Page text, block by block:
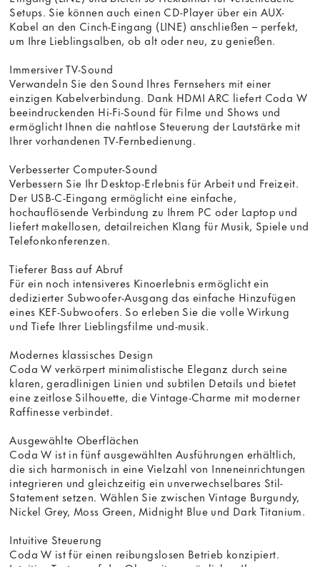
Setups. Sie können auch einen CD-Player über ein AUX-
Kabel an den Cinch-Eingang (LINE) anschließen – perfekt,
um Ihre Lieblingsalben, ob alt oder neu, zu genießen.
Immersiver TV-Sound
Verwandeln Sie den Sound Ihres Fernsehers mit einer
einzigen Kabelverbindung. Dank HDMI ARC liefert Coda W
beeindruckenden Hi-Fi-Sound für Filme und Shows und
ermöglicht Ihnen die nahtlose Steuerung der Lautstärke mit
Ihrer vorhandenen TV-Fernbedienung.
Verbesserter Computer-Sound
Verbessern Sie Ihr Desktop-Erlebnis für Arbeit und Freizeit.
Der USB-C-Eingang ermöglicht eine einfache,
hochauflösende Verbindung zu Ihrem PC oder Laptop und
liefert makellosen, detailreichen Klang für Musik, Spiele und
Telefonkonferenzen.
Tieferer Bass auf Abruf
Für ein noch intensiveres Kinoerlebnis ermöglicht ein
dedizierter Subwoofer-Ausgang das einfache Hinzufügen
eines KEF-Subwoofers. So erleben Sie die volle Wirkung
und Tiefe Ihrer Lieblingsfilme und-musik.
Modernes klassisches Design
Coda W verkörpert minimalistische Eleganz durch seine
klaren, geradlinigen Linien und subtilen Details und bietet
eine zeitlose Silhouette, die Vintage-Charme mit moderner
Raffinesse verbindet.
Ausgewählte Oberflächen
Coda W ist in fünf ausgewählten Ausführungen erhältlich,
die sich harmonisch in eine Vielzahl von Inneneinrichtungen
integrieren und gleichzeitig ein unverwechselbares Stil-
Statement setzen. Wählen Sie zwischen Vintage Burgundy,
Nickel Grey, Moss Green, Midnight Blue und Dark Titanium.
Intuitive Steuerung
Coda W ist für einen reibungslosen Betrieb konzipiert.